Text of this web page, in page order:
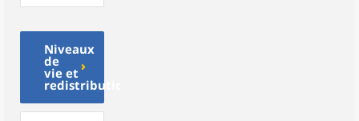
Niveaux
de
vie et
redistribution